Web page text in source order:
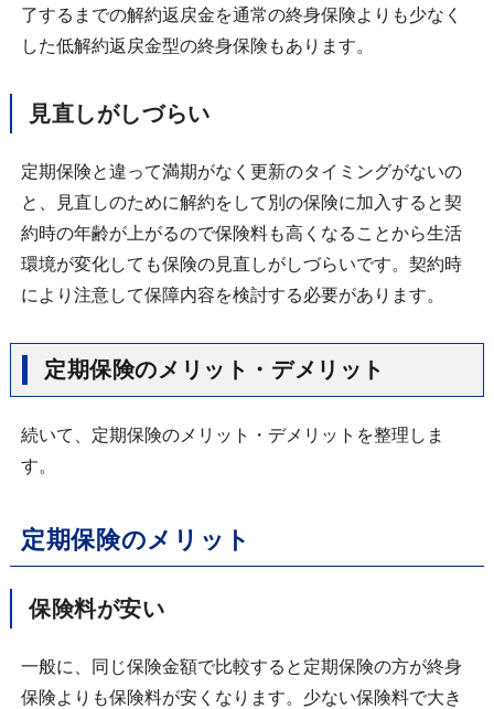
了するまでの解約返戻金を通常の終身保険よりも少なく
した低解約返戻金型の終身保険もあります。
見直しがしづらい
定期保険と違って満期がなく更新のタイミングがないの
と、見直しのために解約をして別の保険に加入すると契
約時の年齢が上がるので保険料も高くなることから生活
環境が変化しても保険の見直しがしづらいです。契約時
により注意して保障内容を検討する必要があります。
定期保険のメリット・デメリット
続いて、定期保険のメリット・デメリットを整理しま
す。
定期保険のメリット
保険料が安い
一般に、同じ保険金額で比較すると定期保険の方が終身
保険よりも保険料が安くなります。少ない保険料で大き